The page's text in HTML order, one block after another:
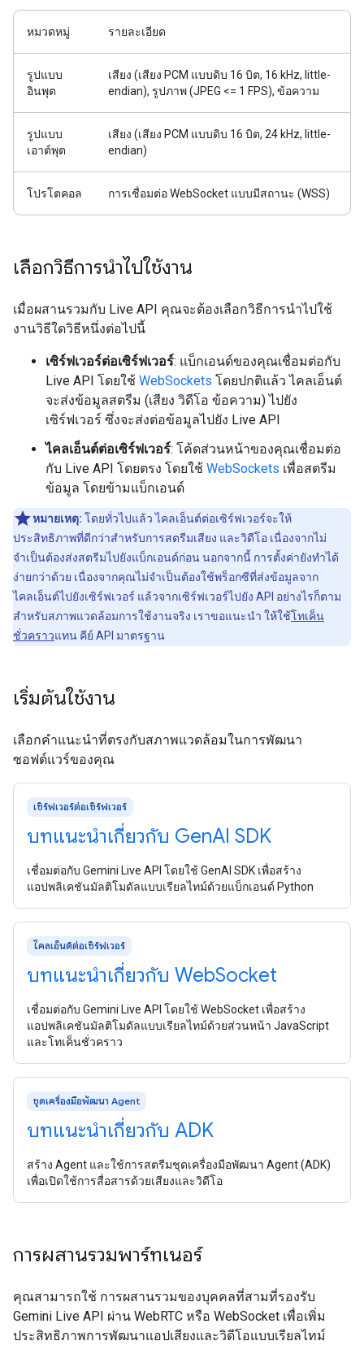
หมวดหมู่ รายละเอียด
รูปแบบ
อินพุต
เสียง (เสียง PCM แบบดิบ 16 บิต, 16 kHz, little-
endian), รูปภาพ (JPEG <= 1 FPS), ข้อความ
รูปแบบ
เอาต์พุต
เสียง (เสียง PCM แบบดิบ 16 บิต, 24 kHz, little-
endian)
โปรโตคอล การเชื่อมต่อ WebSocket แบบมีสถานะ (WSS)
เลือกวิธีการนำไปใช้งาน
เมื่อผสานรวมกับ Live API คุณจะต้องเลือกวิธีการนำไปใช้
งานวิธีใดวิธีหนึ่งต่อไปนี้
เซิร์ฟเวอร์ต่อเซิร์ฟเวอร์: แบ็กเอนด์ของคุณเชื่อมต่อกับ
Live API โดยใช้ WebSockets โดยปกติแล้ว ไคลเอ็นต์
จะส่งข้อมูลสตรีม (เสียง วิดีโอ ข้อความ) ไปยัง
เซิร์ฟเวอร์ ซึ่งจะส่งต่อข้อมูลไปยัง Live API
ไคลเอ็นต์ต่อเซิร์ฟเวอร์: โค้ดส่วนหน้าของคุณเชื่อมต่อ
กับ Live API โดยตรง โดยใช้ WebSockets เพื่อสตรีม
ข้อมูล โดยข้ามแบ็กเอนด์
หมายเหตุ: โดยทั่วไปแล้ว ไคลเอ็นต์ต่อเซิร์ฟเวอร์จะให้
ประสิทธิภาพที่ดีกว่าสำหรับการสตรีมเสียง และวิดีโอ เนื่องจากไม่
จำเป็นต้องส่งสตรีมไปยังแบ็กเอนด์ก่อน นอกจากนี้ การตั้งค่ายังทำได้
ง่ายกว่าด้วย เนื่องจากคุณไม่จำเป็นต้องใช้พร็อกซีที่ส่งข้อมูลจาก
ไคลเอ็นต์ไปยังเซิร์ฟเวอร์ แล้วจากเซิร์ฟเวอร์ไปยัง API อย่างไรก็ตาม
สำหรับสภาพแวดล้อมการใช้งานจริง เราขอแนะนำ ให้ใช้โทเค็น
ชั่วคราวแทน คีย์ API มาตรฐาน
เริ่มต้นใช้งาน
เลือกคำแนะนำที่ตรงกับสภาพแวดล้อมในการพัฒนา
ซอฟต์แวร์ของคุณ
เซิร์ฟเวอร์ต่อเซิร์ฟเวอร์
บทแนะนำเกี่ยวกับ GenAI SDK
เชื่อมต่อกับ Gemini Live API โดยใช้ GenAI SDK เพื่อสร้าง
แอปพลิเคชันมัลติโมดัลแบบเรียลไทม์ด้วยแบ็กเอนด์ Python
ไคลเอ็นต์ต่อเซิร์ฟเวอร์
บทแนะนำเกี่ยวกับ WebSocket
เชื่อมต่อกับ Gemini Live API โดยใช้ WebSocket เพื่อสร้าง
แอปพลิเคชันมัลติโมดัลแบบเรียลไทม์ด้วยส่วนหน้า JavaScript
และโทเค็นชั่วคราว
ชุดเครื่องมือพัฒนา Agent
บทแนะนำเกี่ยวกับ ADK
สร้าง Agent และใช้การสตรีมชุดเครื่องมือพัฒนา Agent (ADK)
เพื่อเปิดใช้การสื่อสารด้วยเสียงและวิดีโอ
การผสานรวมพาร์ทเนอร์
คุณสามารถใช้ การผสานรวมของบุคคลที่สามที่รองรับ
Gemini Live API ผ่าน WebRTC หรือ WebSocket เพื่อเพิ่ม
ประสิทธิภาพการพัฒนาแอปเสียงและวิดีโอแบบเรียลไทม์